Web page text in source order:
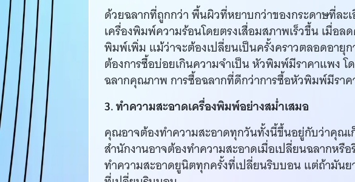
ด้วยฉลากที่ถูกกว่า พื้นผิวที่หยาบกว่าของกระดาษที่ล
เครื่องพิมพ์ความร้อนโดยตรงเสื่อมสภาพเร็วขึ้น เมื่
พิมพ์เพิ่ม แม้ว่าจะต้องเปลี่ยนเป็นครั้งคราวตลอดอายุ
ต้องการซื้อบ่อยเกินความจำเป็น หัวพิมพ์มีราคาแพง โ
ฉลากคุณภาพ การซื้อฉลากที่ดีกว่าการซื้อหัวพิมพ์มีราค
3. ทำความสะอาดเครื่องพิมพ์อย่างสม่ำเสมอ
คุณอาจต้องทำความสะอาดทุกวันทั้งนี้ขึ้นอยู่กับว่าคุณ
สำนักงานอาจต้องทำความสะอาดเมื่อเปลี่ยนฉลากห
ทำความสะอาดยูนิตทุกครั้งที่เปลี่ยนริบบอน แต่ถ้ามันย